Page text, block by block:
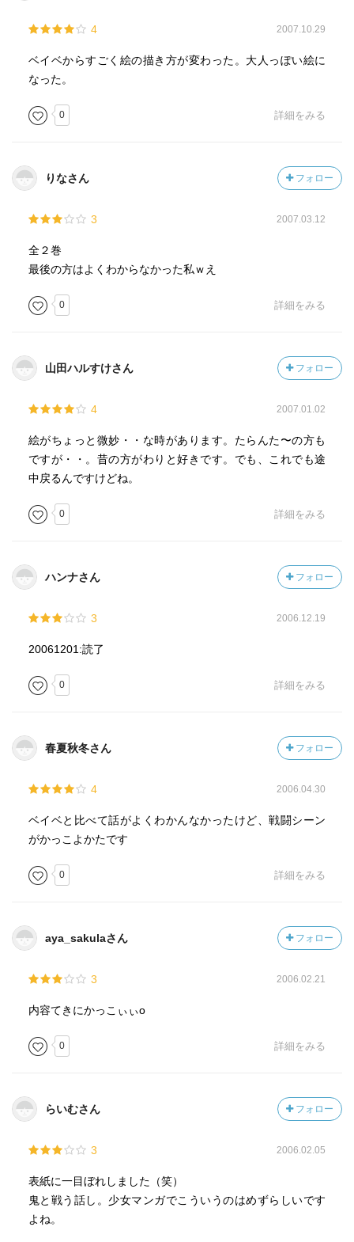
4 2007.10.29
ベイベからすごく絵の描き方が変わった。大人っぽい絵に
なった。
0 詳細をみる
りなさん フォロー
3 2007.03.12
全２巻
最後の方はよくわからなかった私ｗえ
0 詳細をみる
山田ハルすけさん フォロー
4 2007.01.02
絵がちょっと微妙・・な時があります。たらんた〜の方も
ですが・・。昔の方がわりと好きです。でも、これでも途
中戻るんですけどね。
0 詳細をみる
ハンナさん フォロー
3 2006.12.19
20061201:読了
0 詳細をみる
春夏秋冬さん フォロー
4 2006.04.30
ベイベと比べて話がよくわかんなかったけど、戦闘シーン
がかっこよかたです
0 詳細をみる
aya_sakulaさん フォロー
3 2006.02.21
内容てきにかっこぃぃо
0 詳細をみる
らいむさん フォロー
3 2006.02.05
表紙に一目ぼれしました（笑）
鬼と戦う話し。少女マンガでこういうのはめずらしいです
よね。